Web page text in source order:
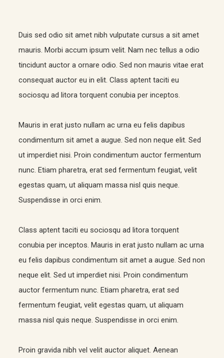
Duis sed odio sit amet nibh vulputate cursus a sit amet
mauris. Morbi accum ipsum velit. Nam nec tellus a odio
tincidunt auctor a ornare odio. Sed non mauris vitae erat
consequat auctor eu in elit. Class aptent taciti eu
sociosqu ad litora torquent conubia per inceptos.
Mauris in erat justo nullam ac urna eu felis dapibus
condimentum sit amet a augue. Sed non neque elit. Sed
ut imperdiet nisi. Proin condimentum auctor fermentum
nunc. Etiam pharetra, erat sed fermentum feugiat, velit
egestas quam, ut aliquam massa nisl quis neque.
Suspendisse in orci enim.
Class aptent taciti eu sociosqu ad litora torquent
conubia per inceptos. Mauris in erat justo nullam ac urna
eu felis dapibus condimentum sit amet a augue. Sed non
neque elit. Sed ut imperdiet nisi. Proin condimentum
auctor fermentum nunc. Etiam pharetra, erat sed
fermentum feugiat, velit egestas quam, ut aliquam
massa nisl quis neque. Suspendisse in orci enim.
Proin gravida nibh vel velit auctor aliquet. Aenean